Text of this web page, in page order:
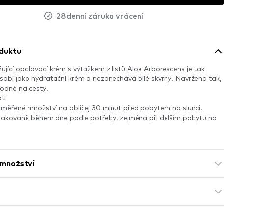
28denní záruka vrácení
opalovací krém s výtažkem z listů Aloe Arborescens je tak
jako hydratační krém a nezanechává bílé skvrny. Navrženo tak,
na cesty.
množství na obličej 30 minut před pobytem na slunci.
během dne podle potřeby, zejména při delším pobytu na